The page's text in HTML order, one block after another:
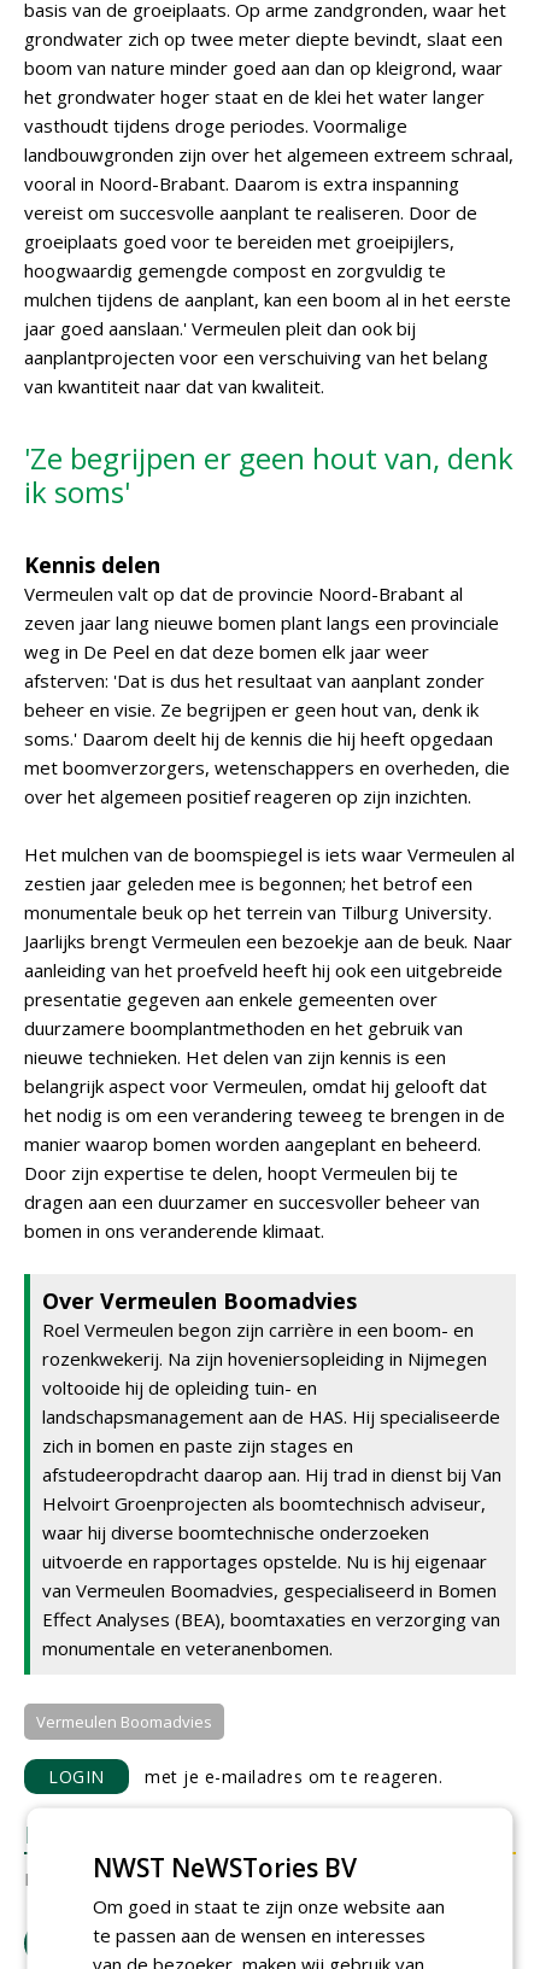
basis van de groeiplaats. Op arme zandgronden, waar het
grondwater zich op twee meter diepte bevindt, slaat een
boom van nature minder goed aan dan op kleigrond, waar
het grondwater hoger staat en de klei het water langer
vasthoudt tijdens droge periodes. Voormalige
landbouwgronden zijn over het algemeen extreem schraal,
vooral in Noord-Brabant. Daarom is extra inspanning
vereist om succesvolle aanplant te realiseren. Door de
groeiplaats goed voor te bereiden met groeipijlers,
hoogwaardig gemengde compost en zorgvuldig te
mulchen tijdens de aanplant, kan een boom al in het eerste
jaar goed aanslaan.' Vermeulen pleit dan ook bij
aanplantprojecten voor een verschuiving van het belang
van kwantiteit naar dat van kwaliteit.
'Ze begrijpen er geen hout van, denk
ik soms'
Kennis delen
Vermeulen valt op dat de provincie Noord-Brabant al
zeven jaar lang nieuwe bomen plant langs een provinciale
weg in De Peel en dat deze bomen elk jaar weer
afsterven: 'Dat is dus het resultaat van aanplant zonder
beheer en visie. Ze begrijpen er geen hout van, denk ik
soms.' Daarom deelt hij de kennis die hij heeft opgedaan
met boomverzorgers, wetenschappers en overheden, die
over het algemeen positief reageren op zijn inzichten.
Het mulchen van de boomspiegel is iets waar Vermeulen al
zestien jaar geleden mee is begonnen; het betrof een
monumentale beuk op het terrein van Tilburg University.
Jaarlijks brengt Vermeulen een bezoekje aan de beuk. Naar
aanleiding van het proefveld heeft hij ook een uitgebreide
presentatie gegeven aan enkele gemeenten over
duurzamere boomplantmethoden en het gebruik van
nieuwe technieken. Het delen van zijn kennis is een
belangrijk aspect voor Vermeulen, omdat hij gelooft dat
het nodig is om een verandering teweeg te brengen in de
manier waarop bomen worden aangeplant en beheerd.
Door zijn expertise te delen, hoopt Vermeulen bij te
dragen aan een duurzamer en succesvoller beheer van
bomen in ons veranderende klimaat.
Over Vermeulen Boomadvies
Roel Vermeulen begon zijn carrière in een boom- en
rozenkwekerij. Na zijn hoveniersopleiding in Nijmegen
voltooide hij de opleiding tuin- en
landschapsmanagement aan de HAS. Hij specialiseerde
zich in bomen en paste zijn stages en
afstudeeropdracht daarop aan. Hij trad in dienst bij Van
Helvoirt Groenprojecten als boomtechnisch adviseur,
waar hij diverse boomtechnische onderzoeken
uitvoerde en rapportages opstelde. Nu is hij eigenaar
van Vermeulen Boomadvies, gespecialiseerd in Bomen
Effect Analyses (BEA), boomtaxaties en verzorging van
monumentale en veteranenbomen.
Vermeulen Boomadvies
LOGIN met je e-mailadres om te reageren.
REACTIES
Er zijn nog geen reacties.
download artikel
NWST NeWSTories BV
Om goed in staat te zijn onze website aan
te passen aan de wensen en interesses
van de bezoeker, maken wij gebruik van